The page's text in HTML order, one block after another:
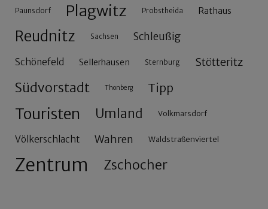
Paunsdorf Plagwitz Probstheida Rathaus
Reudnitz Sachsen Schleußig
Schönefeld Sellerhausen Sternburg Stötteritz
Südvorstadt Thonberg Tipp
Touristen Umland Volkmarsdorf
Völkerschlacht Wahren Waldstraßenviertel
Zentrum Zschocher